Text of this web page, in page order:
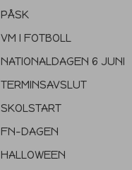
PÅSK
VM I FOTBOLL
NATIONALDAGEN 6 JUNI
TERMINSAVSLUT
SKOLSTART
FN-DAGEN
HALLOWEEN